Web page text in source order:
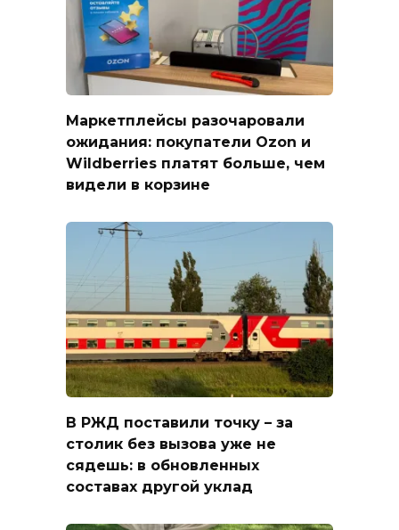
Маркетплейсы разочаровали
ожидания: покупатели Ozon и
Wildberries платят больше, чем
видели в корзине
В РЖД поставили точку – за
столик без вызова уже не
сядешь: в обновленных
составах другой уклад